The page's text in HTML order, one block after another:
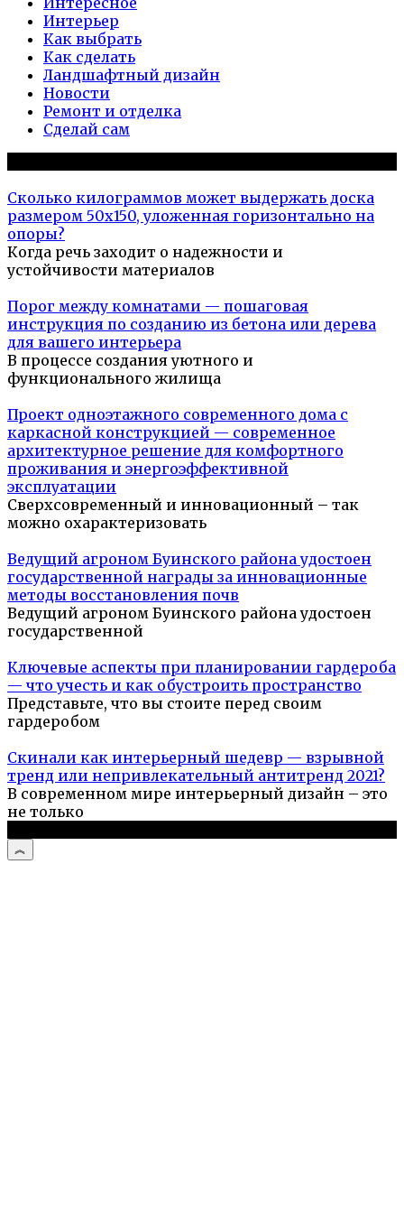
Интерьер
Как выбрать
Как сделать
Ландшафтный дизайн
Новости
Ремонт и отделка
Сделай сам
Сколько килограммов может выдержать доска
размером 50х150, уложенная горизонтально на
опоры?
Когда речь заходит о надежности и
устойчивости материалов
Порог между комнатами — пошаговая
инструкция по созданию из бетона или дерева
для вашего интерьера
В процессе создания уютного и
функционального жилища
Проект одноэтажного современного дома с
каркасной конструкцией — современное
архитектурное решение для комфортного
проживания и энергоэффективной
эксплуатации
Сверхсовременный и инновационный – так
можно охарактеризовать
Ведущий агроном Буинского района удостоен
государственной награды за инновационные
методы восстановления почв
Ведущий агроном Буинского района удостоен
государственной
Ключевые аспекты при планировании гардероба
— что учесть и как обустроить пространство
Представьте, что вы стоите перед своим
гардеробом
Скинали как интерьерный шедевр — взрывной
тренд или непривлекательный антитренд 2021?
В современном мире интерьерный дизайн – это
не только